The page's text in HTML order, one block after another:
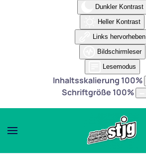
Dunkler Kontrast
Heller Kontrast
Links hervorheben
Bildschirmleser
Lesemodus
Inhaltsskalierung 100%
Schriftgröße 100%